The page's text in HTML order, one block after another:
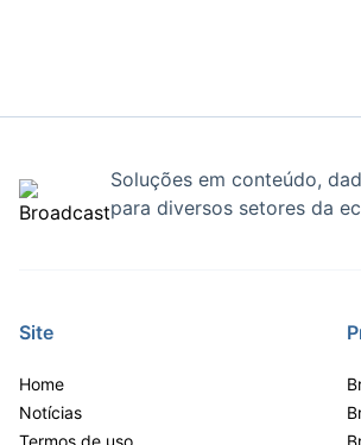
Crédito
Soluções em conteúdo,
para diversos setores da
Site
Home
Notícias
Termos de uso